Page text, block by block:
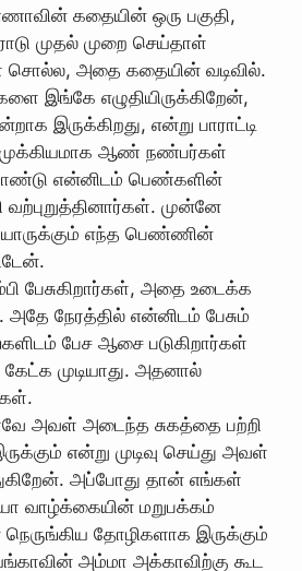
கதையின் ஒரு பகுதி,
முதல் முறை செய்தாள்
சொல்ல, அதை கதையின் வடிவில்.
இங்கே எழுதியிருக்கிறேன்,
இருக்கிறது, என்று பாராட்டி
முக்கியமாக ஆண் நண்பர்கள்
என்னிடம் பெண்களின்
முன்னே
யாருக்கும் எந்த பெண்ணின்
பேசுகிறார்கள், அதை உடைக்க
அதே நேரத்தில் என்னிடம் பேசும்
பேச ஆசை படுகிறார்கள்
முடியாது. அதனால்
அவள் அடைந்த சுகத்தை பற்றி
என்று முடிவு செய்து அவள்
அப்போது தான் எங்கள்
வாழ்க்கையின் மறுபக்கம்
தோழிகளாக இருக்கும்
அம்மா அக்காவிற்கு கூட